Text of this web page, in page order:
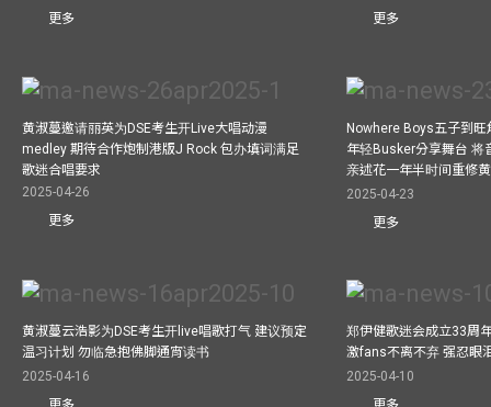
更多
更多
黄淑蔓邀请丽英为DSE考生开Live大唱动漫
medley 期待合作炮制港版J Rock 包办填词满足
歌迷合唱要求
2025-04-26
更多
Nowhere Boys五子到
年轻Busker分享舞台 将
亲述花一年半时间重修
2025-04-23
更多
黄淑蔓云浩影为DSE考生开live唱歌打气 建议预定
温习计划 勿临急抱佛脚通宵读书
2025-04-16
郑伊健歌迷会成立33周
激fans不离不弃 强忍眼
2025-04-10